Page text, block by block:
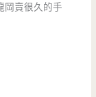
賣很久的手